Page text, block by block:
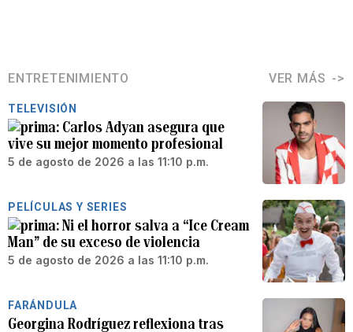
ENTRETENIMIENTO VER MÁS
TELEVISIÓN
Carlos Adyan asegura que
vive su mejor momento profesional
5 de agosto de 2026 a las 11:10 p.m.
PELÍCULAS Y SERIES
Ni el horror salva a “Ice Cream
Man” de su exceso de violencia
5 de agosto de 2026 a las 11:10 p.m.
FARÁNDULA
Georgina Rodríguez reflexiona tras